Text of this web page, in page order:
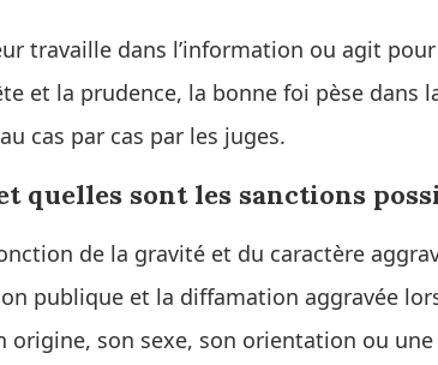
travaille dans l’information ou agit
et la prudence, la bonne foi pèse dans
cas par cas par les juges.
quelles sont les sanctions
de la gravité et du caractère
publique et la diffamation aggravée
origine, son sexe, son orientation ou